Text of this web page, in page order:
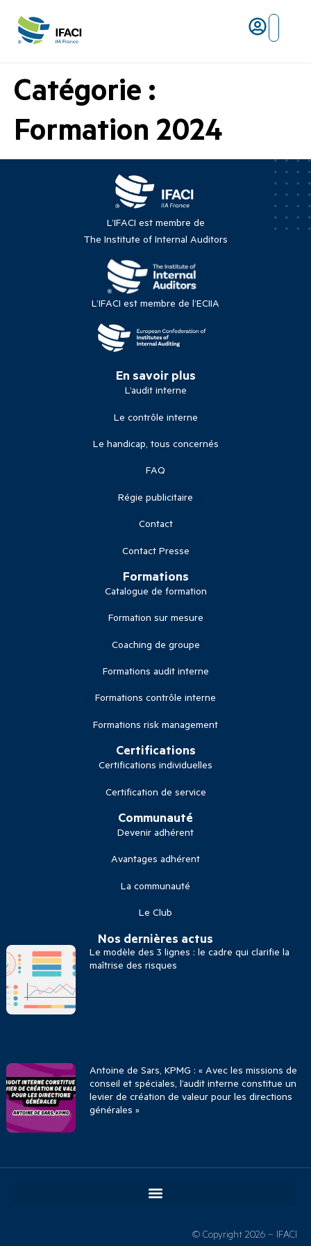
Catégorie :
Formation 2024
L’IFACI est membre de
The Institute of Internal Auditors
L’IFACI est membre de l’ECIIA
En savoir plus
L’audit interne
Le contrôle interne
Le handicap, tous concernés
FAQ
Régie publicitaire
Contact
Contact Presse
Formations
Catalogue de formation
Formation sur mesure
Coaching de groupe
Formations audit interne
Formations contrôle interne
Formations risk management
Certifications
Certifications individuelles
Certification de service
Communauté
Devenir adhérent
Avantages adhérent
La communauté
Le Club
Nos dernières actus
Le modèle des 3 lignes : le cadre qui clarifie la
maîtrise des risques
Antoine de Sars, KPMG : « Avec les missions de
conseil et spéciales, l’audit interne constitue un
levier de création de valeur pour les directions
générales »
© Copyright 2026 – IFACI